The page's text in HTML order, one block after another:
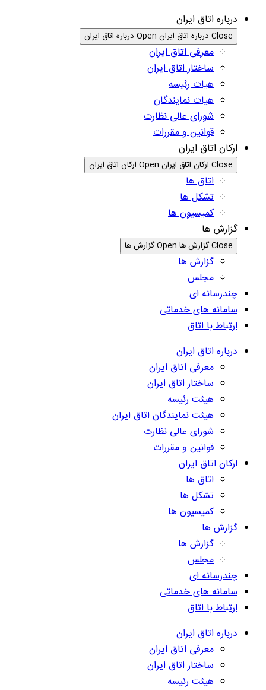
درباره اتاق ایران
Close درباره اتاق ایران Open درباره اتاق ایران
معرفی اتاق ایران
ساختار اتاق ایران
هیات رئیسه
هیات نمایندگان
شورای عالی نظارت
قوانین و مقررات
ارکان اتاق ایران
Close ارکان اتاق ایران Open ارکان اتاق ایران
اتاق ها
تشکل ها
کمیسیون ها
گزارش ها
Close گزارش ها Open گزارش ها
گزارش ها
مجلس
چندرسانه ای
سامانه های خدماتی
ارتباط با اتاق
درباره اتاق ایران
معرفی اتاق ایران
ساختار اتاق ایران
هیئت رئیسه
هیئت نمایندگان اتاق ایران
شورای عالی نظارت
قوانین و مقررات
ارکان اتاق ایران
اتاق ها
تشکل ها
کمیسیون ها
گزارش ها
گزارش ها
مجلس
چندرسانه ای
سامانه های خدماتی
ارتباط با اتاق
درباره اتاق ایران
معرفی اتاق ایران
ساختار اتاق ایران
هیئت رئیسه